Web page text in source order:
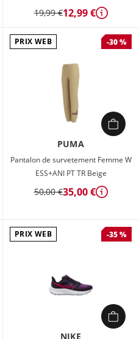
19,99 €12,99 € Détails
PRIX WEB -30 %
PUMA
Pantalon de survetement Femme W
ESS+ANI PT TR Beige
50,00 €35,00 € Détails
PRIX WEB -35 %
NIKE